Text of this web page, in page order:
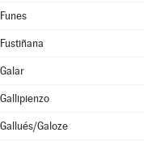
Funes
Fustiñana
Galar
Gallipienzo
Gallués/Galoze